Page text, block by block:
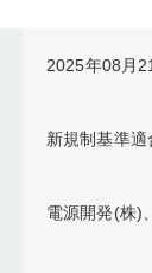
2025年08月
新規制基準適
電源開発(株)